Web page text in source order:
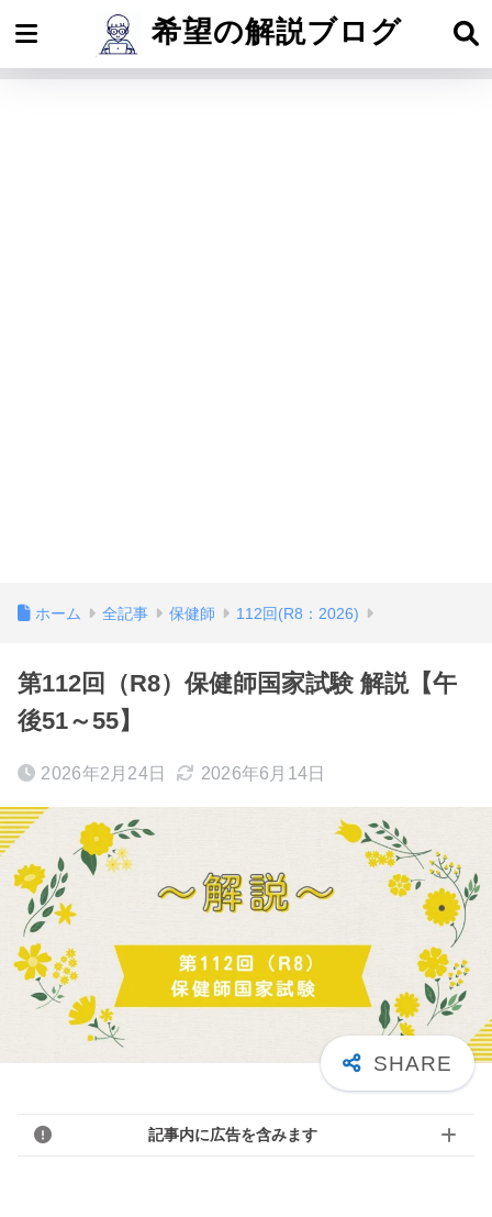
希望の解説ブログ
ホーム 全記事 保健師 112回(R8：2026)
第112回（R8）保健師国家試験 解説【午
後51～55】
2026年2月24日 2026年6月14日
記事内に広告を含みます